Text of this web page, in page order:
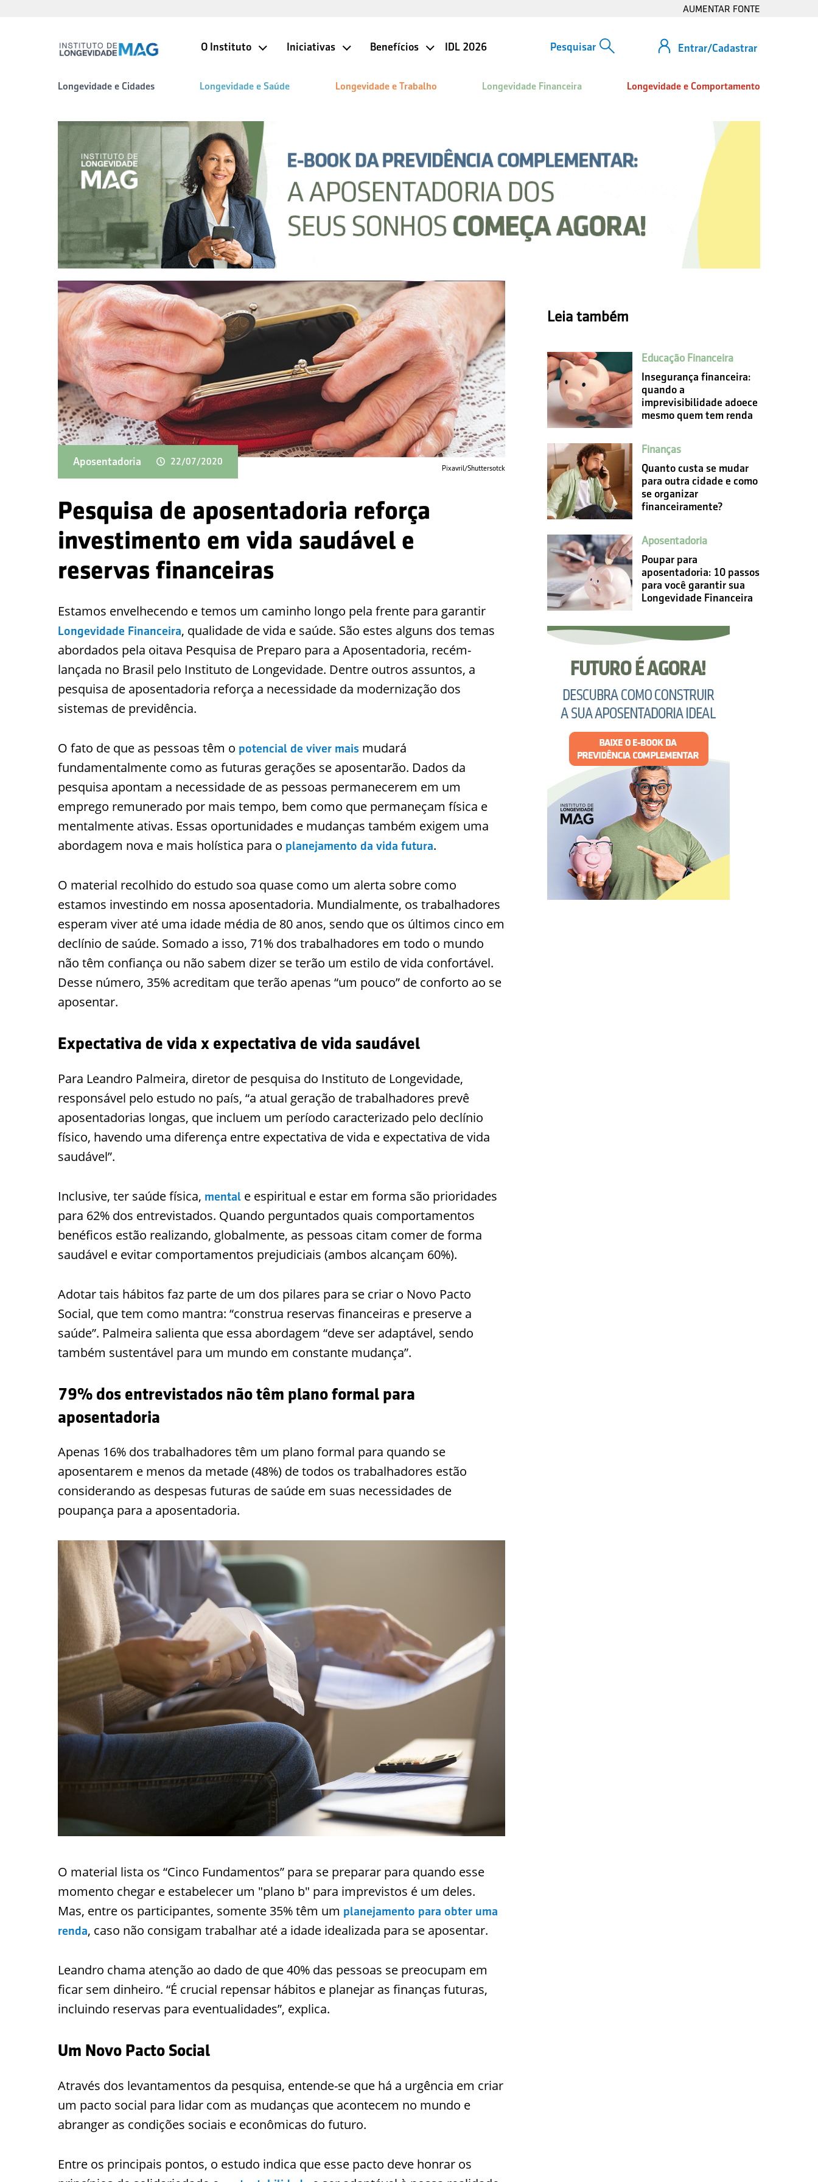
AUMENTAR FONTE
Entrar/Cadastrar
O Instituto Iniciativas Benefícios IDL 2026
Longevidade e Cidades Longevidade e Saúde Longevidade e Trabalho Longevidade Financeira Longevidade e Comportamento
Pixavril/Shuttersotck
Aposentadoria 22/07/2020
Pesquisa de aposentadoria reforça
investimento em vida saudável e
reservas financeiras
Estamos envelhecendo e temos um caminho longo pela frente para garantir
Longevidade Financeira, qualidade de vida e saúde. São estes alguns dos temas
abordados pela oitava Pesquisa de Preparo para a Aposentadoria, recém-
lançada no Brasil pelo Instituto de Longevidade. Dentre outros assuntos, a
pesquisa de aposentadoria reforça a necessidade da modernização dos
sistemas de previdência.
O fato de que as pessoas têm o potencial de viver mais mudará
fundamentalmente como as futuras gerações se aposentarão. Dados da
pesquisa apontam a necessidade de as pessoas permanecerem em um
emprego remunerado por mais tempo, bem como que permaneçam física e
mentalmente ativas. Essas oportunidades e mudanças também exigem uma
abordagem nova e mais holística para o planejamento da vida futura.
O material recolhido do estudo soa quase como um alerta sobre como
estamos investindo em nossa aposentadoria. Mundialmente, os trabalhadores
esperam viver até uma idade média de 80 anos, sendo que os últimos cinco em
declínio de saúde. Somado a isso, 71% dos trabalhadores em todo o mundo
não têm confiança ou não sabem dizer se terão um estilo de vida confortável.
Desse número, 35% acreditam que terão apenas “um pouco” de conforto ao se
aposentar.
Expectativa de vida x expectativa de vida saudável
Para Leandro Palmeira, diretor de pesquisa do Instituto de Longevidade,
responsável pelo estudo no país, “a atual geração de trabalhadores prevê
aposentadorias longas, que incluem um período caracterizado pelo declínio
físico, havendo uma diferença entre expectativa de vida e expectativa de vida
saudável”.
Inclusive, ter saúde física, mental e espiritual e estar em forma são prioridades
para 62% dos entrevistados. Quando perguntados quais comportamentos
benéficos estão realizando, globalmente, as pessoas citam comer de forma
saudável e evitar comportamentos prejudiciais (ambos alcançam 60%).
Adotar tais hábitos faz parte de um dos pilares para se criar o Novo Pacto
Social, que tem como mantra: “construa reservas financeiras e preserve a
saúde”. Palmeira salienta que essa abordagem “deve ser adaptável, sendo
também sustentável para um mundo em constante mudança”.
79% dos entrevistados não têm plano formal para
aposentadoria
Apenas 16% dos trabalhadores têm um plano formal para quando se
aposentarem e menos da metade (48%) de todos os trabalhadores estão
considerando as despesas futuras de saúde em suas necessidades de
poupança para a aposentadoria.
O material lista os “Cinco Fundamentos” para se preparar para quando esse
momento chegar e estabelecer um "plano b" para imprevistos é um deles.
Mas, entre os participantes, somente 35% têm um planejamento para obter uma
renda, caso não consigam trabalhar até a idade idealizada para se aposentar.
Leandro chama atenção ao dado de que 40% das pessoas se preocupam em
ficar sem dinheiro. “É crucial repensar hábitos e planejar as finanças futuras,
incluindo reservas para eventualidades”, explica.
Um Novo Pacto Social
Através dos levantamentos da pesquisa, entende-se que há a urgência em criar
um pacto social para lidar com as mudanças que acontecem no mundo e
abranger as condições sociais e econômicas do futuro.
Entre os principais pontos, o estudo indica que esse pacto deve honrar os
Leia também
Educação Financeira
Insegurança financeira:
quando a
imprevisibilidade adoece
mesmo quem tem renda
Finanças
Quanto custa se mudar
para outra cidade e como
se organizar
financeiramente?
Aposentadoria
Poupar para
aposentadoria: 10 passos
para você garantir sua
Longevidade Financeira